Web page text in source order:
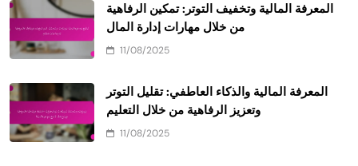
المعرفة المالية وتخفيف التوتر: تمكين الرفاهية
من خلال مهارات إدارة المال
11/08/2025
المعرفة المالية والذكاء العاطفي: تقليل التوتر
وتعزيز الرفاهية من خلال التعليم
11/08/2025